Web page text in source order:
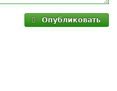
Опубликовать